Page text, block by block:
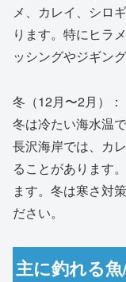
メ、カレイ、シロ
ります。特にヒラ
ッシングやジギン
冬（12月〜2月）：
冬は冷たい海水温
長沢海岸では、カ
ることがあります
ます。冬は寒さ対
ださい。
主に釣れる